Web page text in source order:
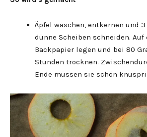
Äpfel waschen, entkernen und
dünne Scheiben schneiden.
Backpapier legen und bei 80
Stunden trocknen.
Ende müssen sie schön